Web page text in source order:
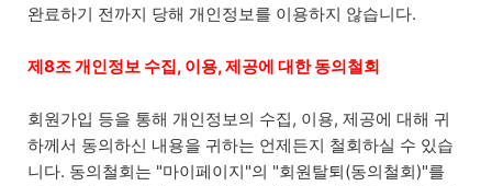
완료하기 전까지 당해 개인정보를 이용하지 않습니다.
제8조 개인정보 수집, 이용, 제공에 대한 동의철회
회원가입 등을 통해 개인정보의 수집, 이용, 제공에 대해 귀
하께서 동의하신 내용을 귀하는 언제든지 철회하실 수 있습
니다. 동의철회는 "마이페이지"의 "회원탈퇴(동의철회)"를